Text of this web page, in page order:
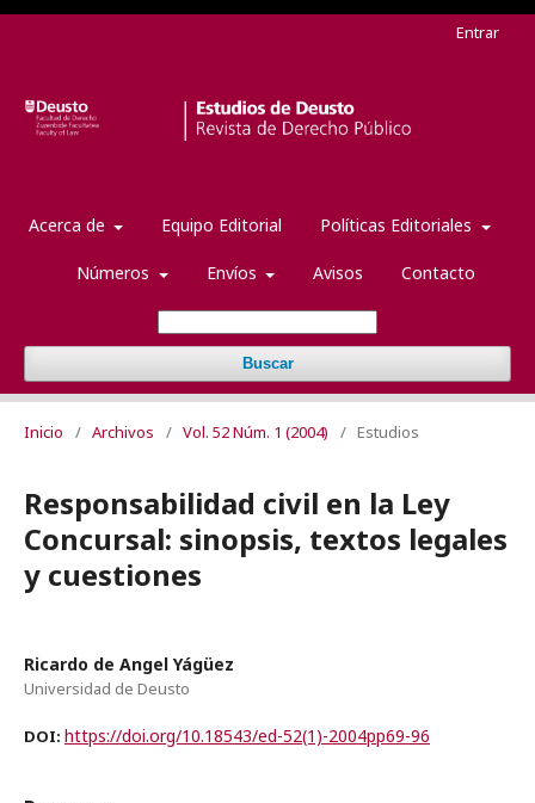
Acerca de Equipo Editorial Políticas Editoriales
Números Envíos Avisos Contacto
Buscar
Entrar
Inicio / Archivos / Vol. 52 Núm. 1 (2004) / Estudios
Responsabilidad civil en la Ley
Concursal: sinopsis, textos legales
y cuestiones
Ricardo de Angel Yágüez
Universidad de Deusto
DOI: https://doi.org/10.18543/ed-52(1)-2004pp69-96